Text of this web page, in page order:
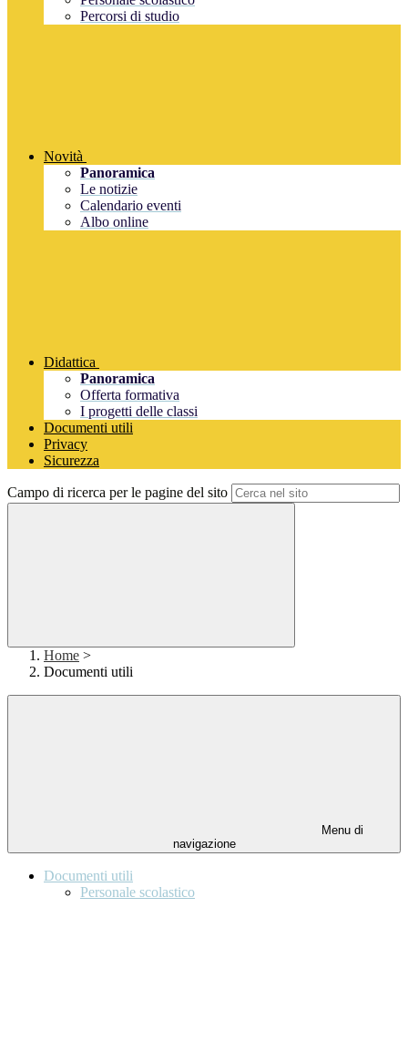
Percorsi di studio
Novità
Panoramica
Le notizie
Calendario eventi
Albo online
Didattica
Panoramica
Offerta formativa
I progetti delle classi
Documenti utili
Privacy
Sicurezza
Campo di ricerca per le pagine del sito
Home >
Documenti utili
Menu di
navigazione
Documenti utili
Personale scolastico